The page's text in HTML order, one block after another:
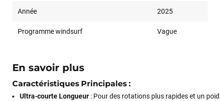
Année 2025
Programme windsurf Vague
En savoir plus
Caractéristiques Principales :
Ultra-courte Longueur : Pour des rotations plus rapides et un